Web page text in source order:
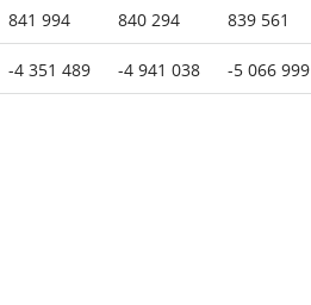
841 994 840 294 839 561
-4 351 489 -4 941 038 -5 066 999